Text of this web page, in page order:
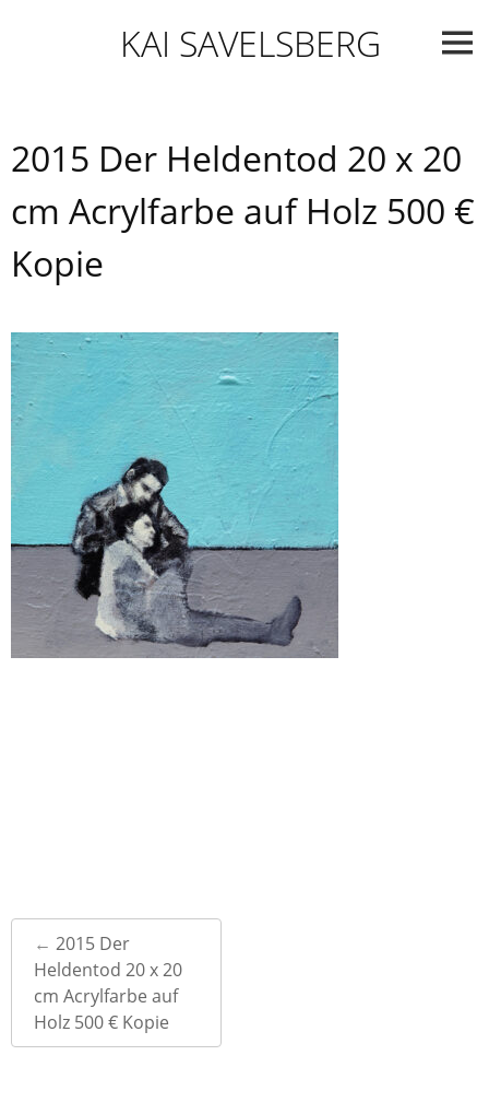
KAI SAVELSBERG
2015 Der Heldentod 20 x 20
cm Acrylfarbe auf Holz 500 €
Kopie
Post
navigation
← 2015 Der
Heldentod 20 x 20
cm Acrylfarbe auf
Holz 500 € Kopie